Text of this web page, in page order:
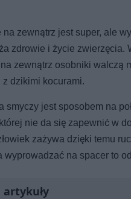
zewnątrz jest super, ale
zdrowie i życie
zewnątrz osobniki walczą
dzikimi kocurami.
smyczy jest sposobem na
nie da się zapewnić w
zażywa dzięki temu
na spacer to